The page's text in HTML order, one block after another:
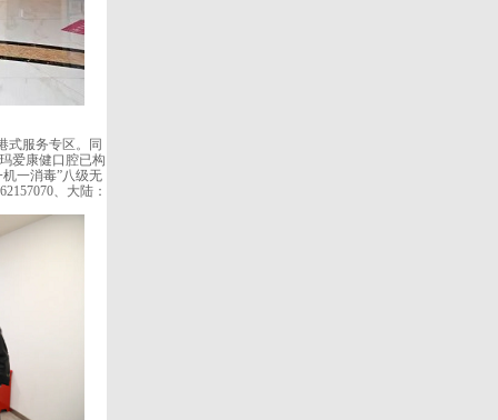
服务专区。同
爱康健口腔已构
一消毒”八级无
、大陆：